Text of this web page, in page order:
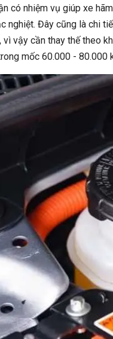
có nhiệm vụ giúp xe
nghiệt. Đây cũng là chi
vì vậy cần thay thế theo
mốc 60.000 - 80.000